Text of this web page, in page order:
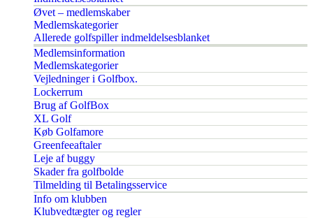
Øvet – medlemskaber
Medlemskategorier
Allerede golfspiller indmeldelsesblanket
Medlemsinformation
Medlemskategorier
Vejledninger i Golfbox.
Lockerrum
Brug af GolfBox
XL Golf
Køb Golfamore
Greenfeeaftaler
Leje af buggy
Skader fra golfbolde
Tilmelding til Betalingsservice
Info om klubben
Klubvedtægter og regler